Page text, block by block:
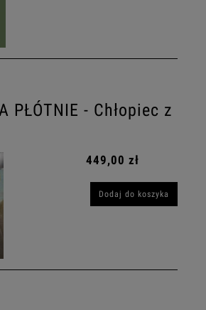
PŁÓTNIE - Chłopiec z
449,00 zł
Dodaj do koszyka